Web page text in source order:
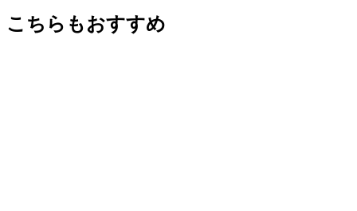
こちらもおすすめ